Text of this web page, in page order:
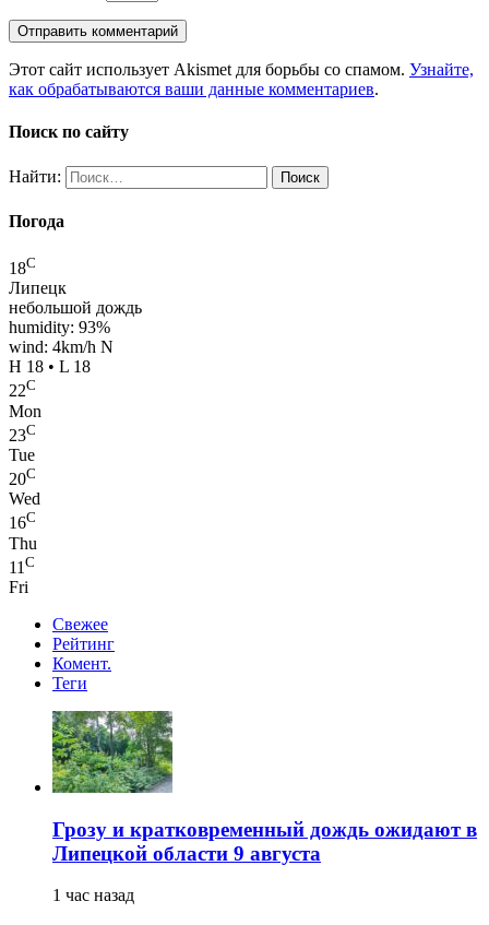
Этот сайт использует Akismet для борьбы со спамом. Узнайте,
как обрабатываются ваши данные комментариев.
Поиск по сайту
Найти:
Погода
18C
Липецк
небольшой дождь
humidity: 93%
wind: 4km/h N
H 18 • L 18
22C
Mon
23C
Tue
20C
Wed
16C
Thu
11 C
Fri
Свежее
Рейтинг
Комент.
Теги
Грозу и кратковременный дождь ожидают в
Липецкой области 9 августа
1 час назад